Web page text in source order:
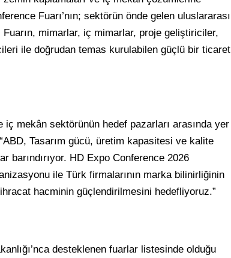
Fuarı’nın; sektörün önde gelen uluslararası
Fuarın, mimarlar, iç mimarlar, proje geliştiriciler,
ile doğrudan temas kurulabilen güçlü bir ticaret
mekân sektörünün hedef pazarları arasında yer
Tasarım gücü, üretim kapasitesi ve kalite
barındırıyor. HD Expo Conference 2026
ile Türk firmalarının marka bilinirliğinin
hacminin güçlendirilmesini hedefliyoruz.”
desteklenen fuarlar listesinde olduğu